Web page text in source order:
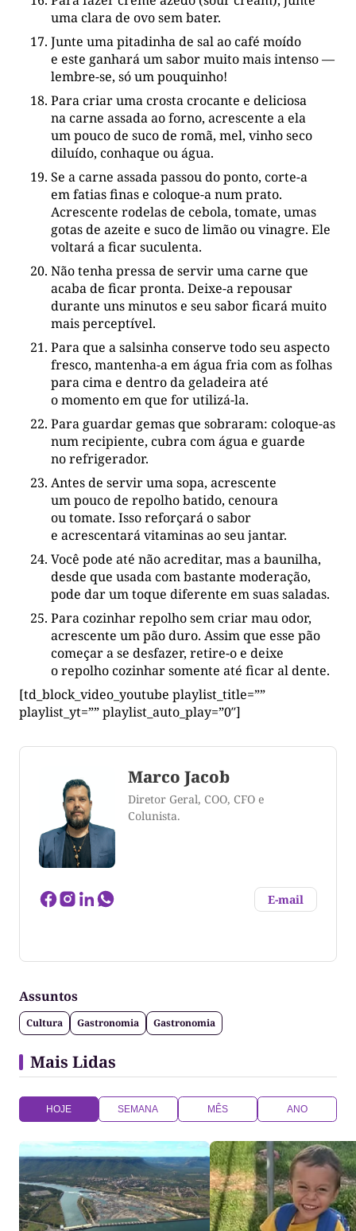
uma clara de ovo sem bater.
Junte uma pitadinha de sal ao café moído
e este ganhará um sabor muito mais intenso —
lembre-se, só um pouquinho!
Para criar uma crosta crocante e deliciosa
na carne assada ao forno, acrescente a ela
um pouco de suco de romã, mel, vinho seco
diluído, conhaque ou água.
Se a carne assada passou do ponto, corte-a
em fatias finas e coloque-a num prato.
Acrescente rodelas de cebola, tomate, umas
gotas de azeite e suco de limão ou vinagre. Ele
voltará a ficar suculenta.
Não tenha pressa de servir uma carne que
acaba de ficar pronta. Deixe-a repousar
durante uns minutos e seu sabor ficará muito
mais perceptível.
Para que a salsinha conserve todo seu aspecto
fresco, mantenha-a em água fria com as folhas
para cima e dentro da geladeira até
o momento em que for utilizá-la.
Para guardar gemas que sobraram: coloque-as
num recipiente, cubra com água e guarde
no refrigerador.
Antes de servir uma sopa, acrescente
um pouco de repolho batido, cenoura
ou tomate. Isso reforçará o sabor
e acrescentará vitaminas ao seu jantar.
Você pode até não acreditar, mas a baunilha,
desde que usada com bastante moderação,
pode dar um toque diferente em suas saladas.
Para cozinhar repolho sem criar mau odor,
acrescente um pão duro. Assim que esse pão
começar a se desfazer, retire-o e deixe
o repolho cozinhar somente até ficar al dente.
[td_block_video_youtube playlist_title=””
playlist_yt=”” playlist_auto_play=”0″]
Marco Jacob
Diretor Geral, COO, CFO e
Colunista.
E-mail
Publicidade e Propaganda (UP - Curitiba),
PUC-PR e Cultura e Antropologia pela UFT. Produtor
Cultural, atuou como professor universitário e tem
publicações no Brasil e no exterior. Atua nas áreas
Assuntos
Cultura Gastronomia Gastronomia
Mais Lidas
HOJE SEMANA MÊS ANO